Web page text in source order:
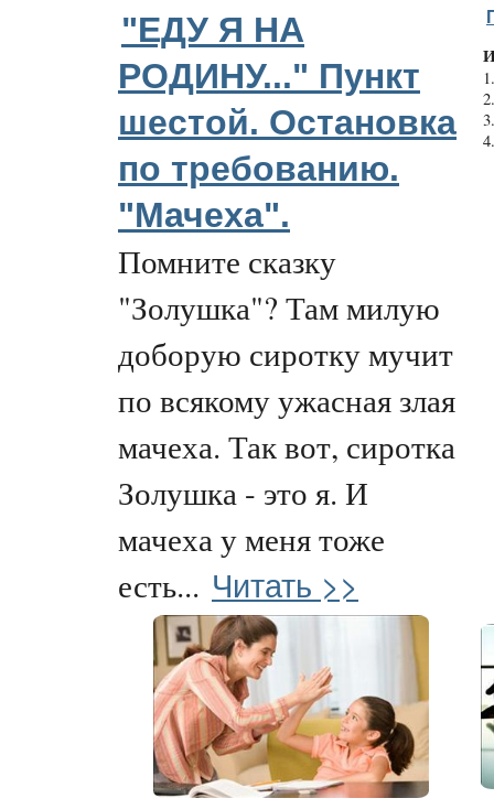
"ЕДУ Я НА
РОДИНУ..." Пункт
шестой. Остановка
по требованию.
"Мачеха".
Помните сказку
"Золушка"? Там милую
доборую сиротку мучит
по всякому ужасная злая
мачеха. Так вот, сиротка
Золушка - это я. И
мачеха у меня тоже
есть... Читать >>